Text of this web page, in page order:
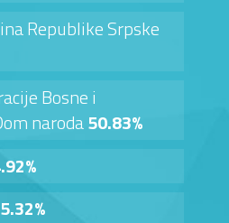
Republike Srpske
Bosne i
naroda50.83%